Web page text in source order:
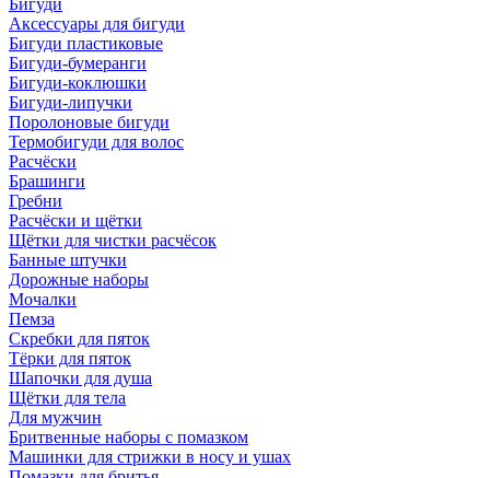
Бигуди
Аксессуары для бигуди
Бигуди пластиковые
Бигуди-бумеранги
Бигуди-коклюшки
Бигуди-липучки
Поролоновые бигуди
Термобигуди для волос
Расчёски
Брашинги
Гребни
Расчёски и щётки
Щётки для чистки расчёсок
Банные штучки
Дорожные наборы
Мочалки
Пемза
Скребки для пяток
Тёрки для пяток
Шапочки для душа
Щётки для тела
Для мужчин
Бритвенные наборы с помазком
Машинки для стрижки в носу и ушах